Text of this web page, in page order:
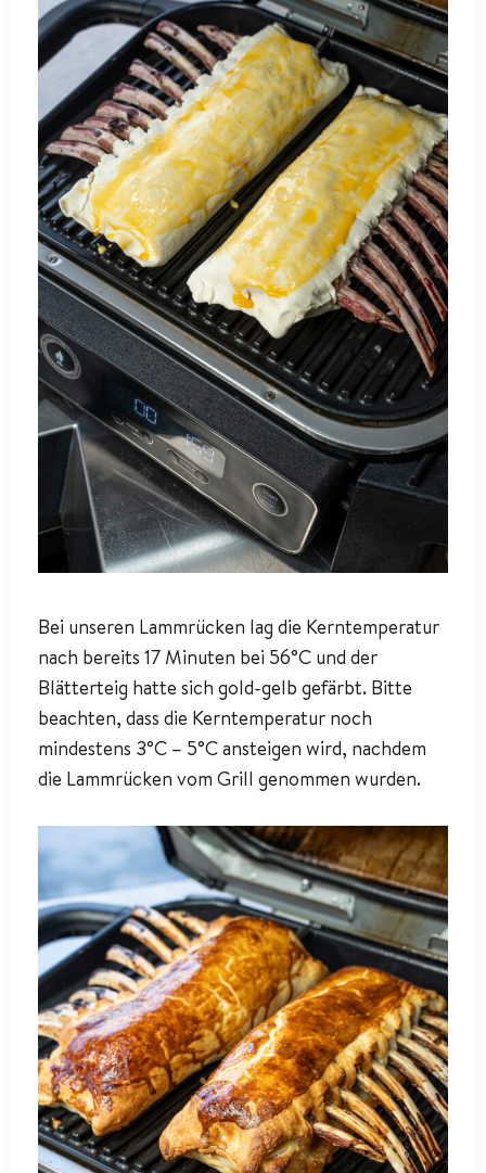
Bei unseren Lammrücken lag die Kerntemperatur
nach bereits 17 Minuten bei 56°C und der
Blätterteig hatte sich gold-gelb gefärbt. Bitte
beachten, dass die Kerntemperatur noch
mindestens 3°C – 5°C ansteigen wird, nachdem
die Lammrücken vom Grill genommen wurden.